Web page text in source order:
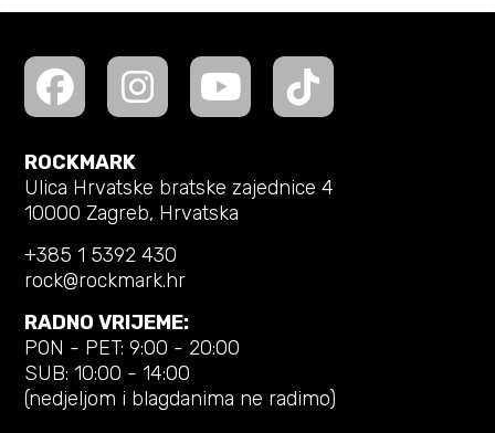
ROCKMARK
Ulica Hrvatske bratske zajednice 4
10000 Zagreb, Hrvatska
+385 1 5392 430
rock@rockmark.hr
RADNO VRIJEME:
PON - PET: 9:00 - 20:00
SUB: 10:00 - 14:00
(nedjeljom i blagdanima ne radimo)